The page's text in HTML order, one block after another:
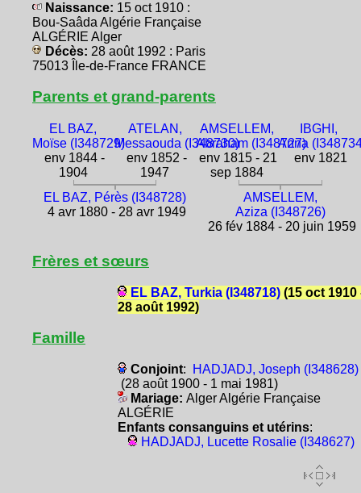
Naissance: 15 oct 1910 :
Bou-Saâda Algérie Française
ALGÉRIE Alger
Décès: 28 août 1992 : Paris
75013 Île-de-France FRANCE
Parents et grand-parents
EL BAZ,
Moïse (I348729)
env 1844 -
1904
ATELAN,
Messaouda (I348730)
env 1852 -
1947
AMSELLEM,
Abraham (I348727)
env 1815 - 21
sep 1884
IBGHI,
Anna
env 1821
EL BAZ, Pérès (I348728)
4 avr 1880 - 28 avr 1949
AMSELLEM,
Aziza (I348726)
26 fév 1884 - 20 juin 1959
Frères et sœurs
EL BAZ, Turkia (I348718)(15 oct 1910
28 août 1992)
Famille
Conjoint:
HADJADJ, Joseph (I348628)
(28 août 1900 - 1 mai 1981)
Mariage: Alger Algérie Française
ALGÉRIE
Enfants consanguins et utérins:
HADJADJ, Lucette Rosalie (I348627)